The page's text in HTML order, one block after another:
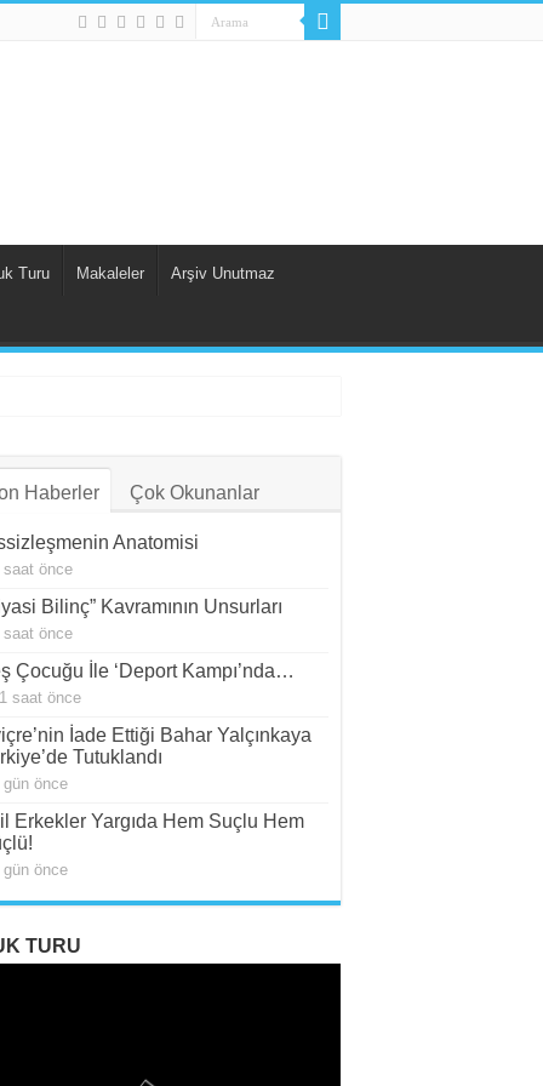
Turu Makaleler Arşiv Unutmaz
Haberler Çok Okunanlar
Anatomisi
saat önce
Bilinç” Kavramının Unsurları
saat önce
Çocuğu İle ‘Deport Kampı’nda…
saat önce
İade Ettiği Bahar Yalçınkaya
Tutuklandı
gün önce
Erkekler Yargıda Hem Suçlu Hem
gün önce
TURU